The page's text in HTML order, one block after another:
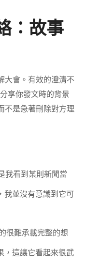
：故事
大會。有效的澄清不
享你發文時的背景
不是急著刪除對方理
我看到某則新聞當
我並沒有意識到它可
很難承載完整的想
，這讓它看起來很武